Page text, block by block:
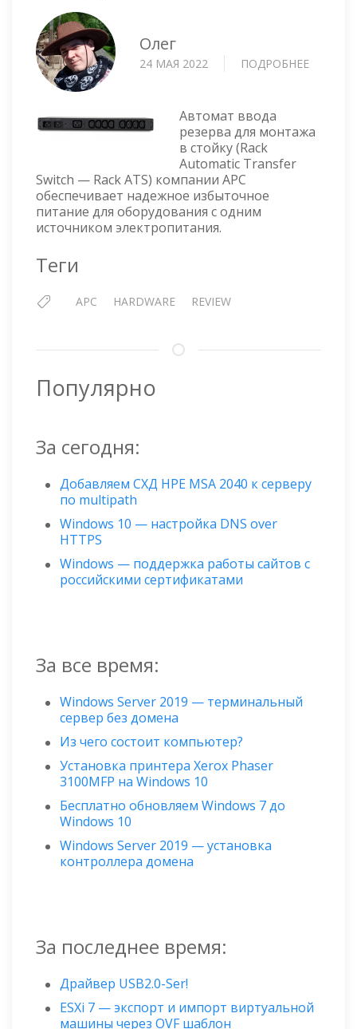
Олег
24 МАЯ 2022 ПОДРОБНЕЕ
AP4423
Автомат ввода
резерва для монтажа
в стойку (Rack
Automatic Transfer
Switch — Rack ATS) компании APC
обеспечивает надежное избыточное
питание для оборудования с одним
источником электропитания.
Теги
APC HARDWARE REVIEW
Популярно
За сегодня:
Добавляем СХД HPE MSA 2040 к серверу
по multipath
Windows 10 — настройка DNS over
HTTPS
Windows — поддержка работы сайтов с
российскими сертификатами
За все время:
Windows Server 2019 — терминальный
сервер без домена
Из чего состоит компьютер?
Установка принтера Xerox Phaser
3100MFP на Windows 10
Бесплатно обновляем Windows 7 до
Windows 10
Windows Server 2019 — установка
контроллера домена
За последнее время:
Драйвер USB2.0-Ser!
ESXi 7 — экспорт и импорт виртуальной
машины через OVF шаблон